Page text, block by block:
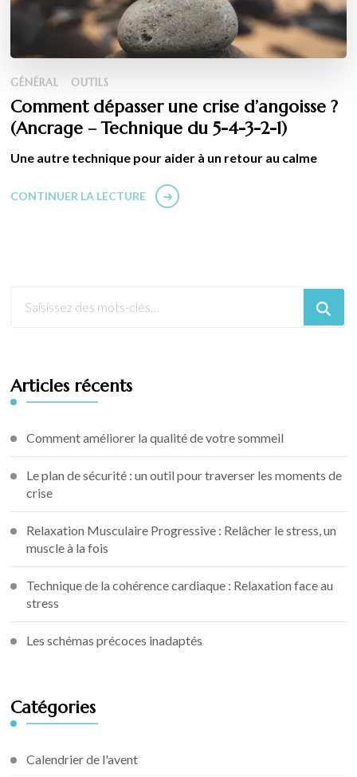
GÉNÉRAL OUTILS
Comment dépasser une crise d’angoisse ?
(Ancrage – Technique du 5-4-3-2-1)
Une autre technique pour aider à un retour au calme
CONTINUER LA LECTURE
Articles récents
Comment améliorer la qualité de votre sommeil
Le plan de sécurité : un outil pour traverser les moments de
crise
Relaxation Musculaire Progressive : Relâcher le stress, un
muscle à la fois
Technique de la cohérence cardiaque : Relaxation face au
stress
Les schémas précoces inadaptés
Catégories
Calendrier de l'avent